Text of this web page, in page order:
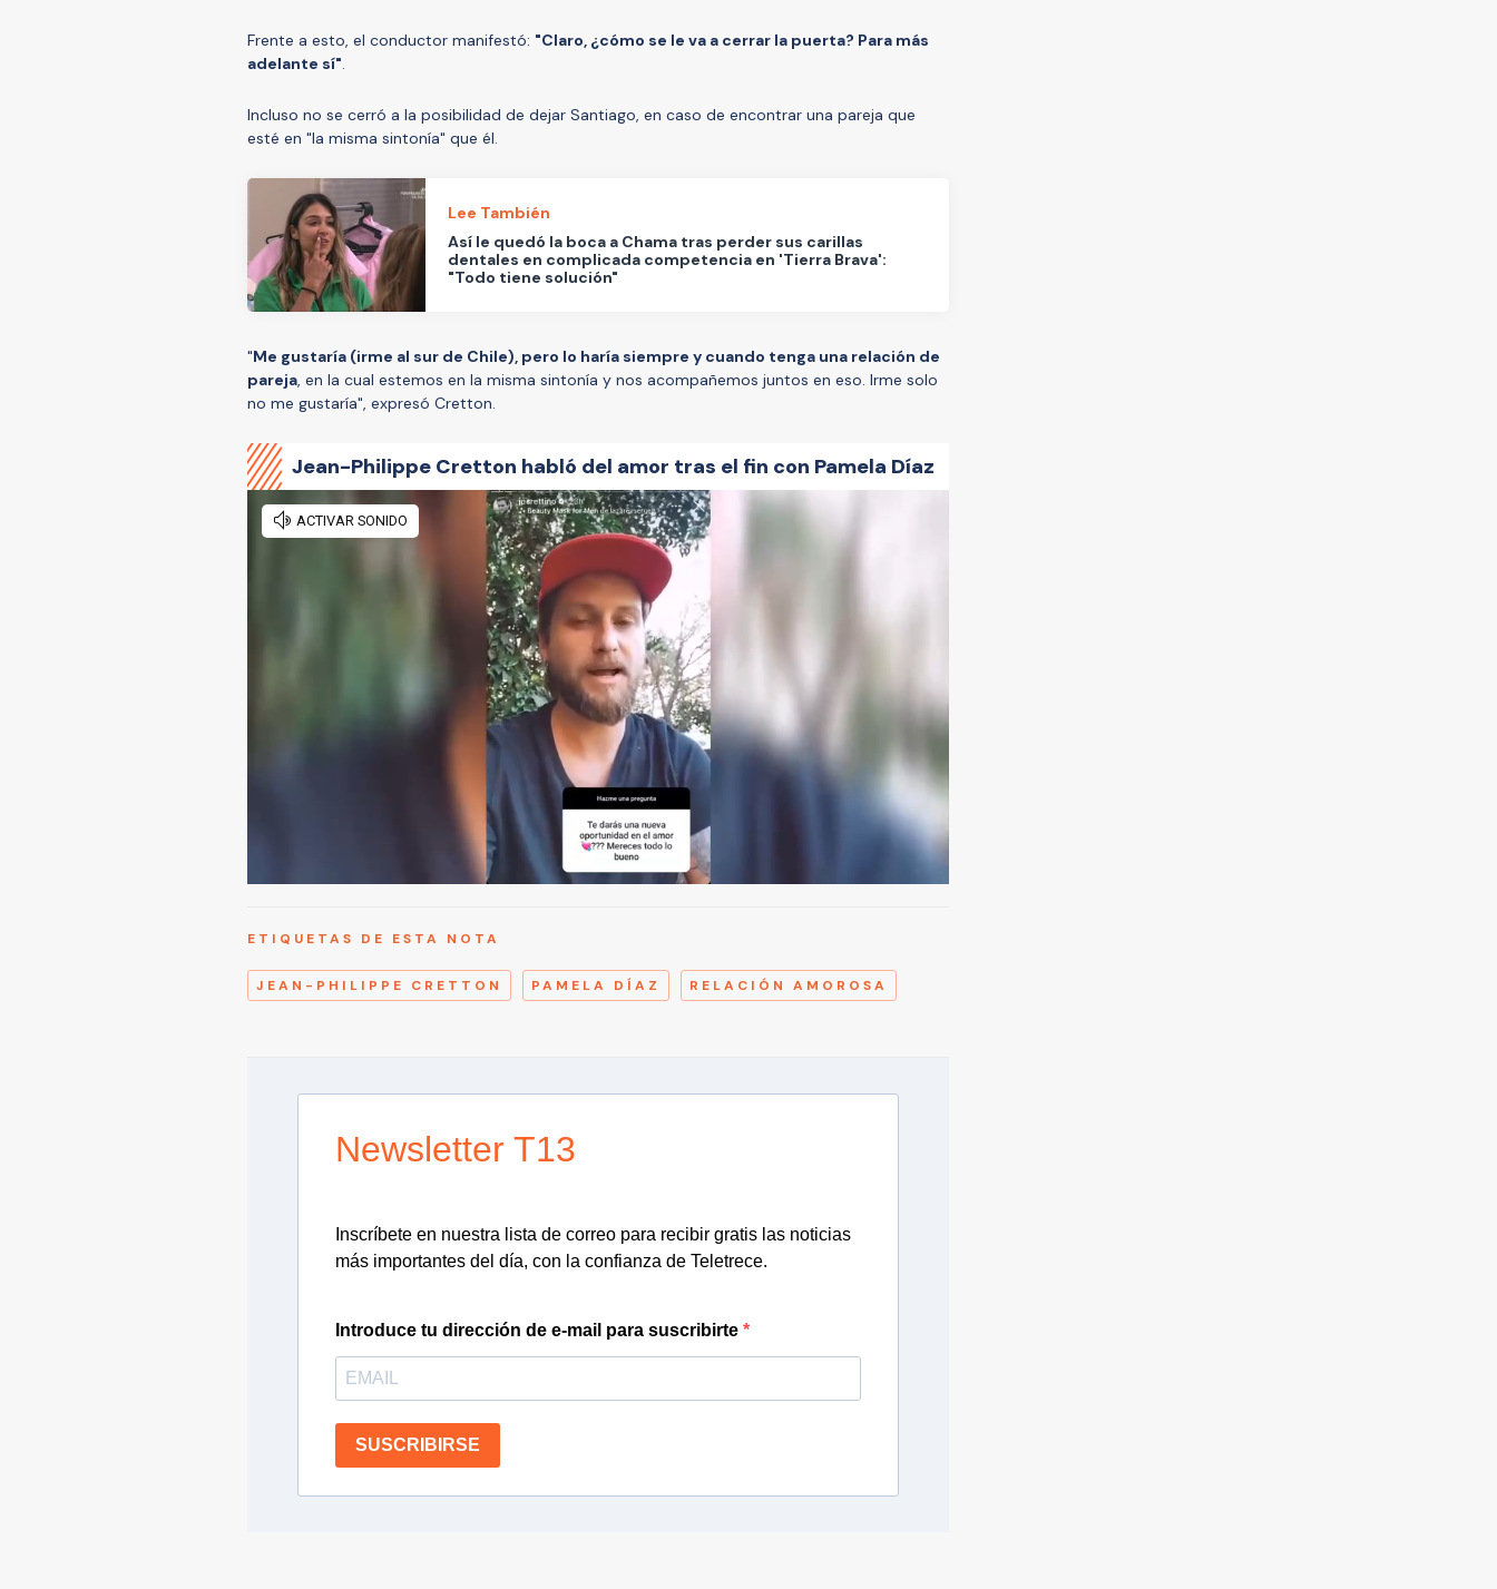
Frente a esto, el conductor manifestó: "Claro, ¿cómo se le va a cerrar la puerta? Para más
adelante sí".
Incluso no se cerró a la posibilidad de dejar Santiago, en caso de encontrar una pareja que
esté en "la misma sintonía" que él.
Lee También
Así le quedó la boca a Chama tras perder sus carillas
dentales en complicada competencia en 'Tierra Brava':
"Todo tiene solución"
"Me gustaría (irme al sur de Chile), pero lo haría siempre y cuando tenga una relación de
pareja, en la cual estemos en la misma sintonía y nos acompañemos juntos en eso. Irme solo
no me gustaría", expresó Cretton.
Jean-Philippe Cretton habló del amor tras el fin con Pamela Díaz
ETIQUETAS DE ESTA NOTA
JEAN-PHILIPPE CRETTON PAMELA DÍAZ RELACIÓN AMOROSA
Newsletter T13
Inscríbete en nuestra lista de correo para recibir gratis las noticias
más importantes del día, con la confianza de Teletrece.
Introduce tu dirección de e-mail para suscribirte
SUSCRIBIRSE